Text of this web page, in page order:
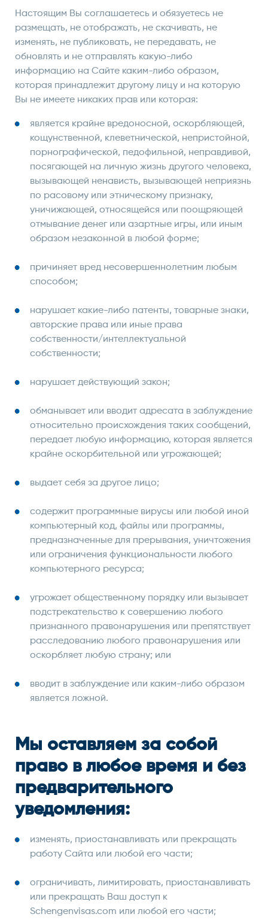
Настоящим Вы соглашаетесь и обязуетесь не
размещать, не отображать, не скачивать, не
изменять, не публиковать, не передавать, не
обновлять и не отправлять какую-либо
информацию на Сайте каким-либо образом,
которая принадлежит другому лицу и на которую
Вы не имеете никаких прав или которая:
является крайне вредоносной, оскорбляющей,
кощунственной, клеветнической, непристойной,
порнографической, педофильной, неправдивой,
посягающей на личную жизнь другого человека,
вызывающей ненависть, вызывающей неприязнь
по расовому или этническому признаку,
уничижающей, относящейся или поощряющей
отмывание денег или азартные игры, или иным
образом незаконной в любой форме;
причиняет вред несовершеннолетним любым
способом;
нарушает какие-либо патенты, товарные знаки,
авторские права или иные права
собственности/интеллектуальной
собственности;
нарушает действующий закон;
обманывает или вводит адресата в заблуждение
относительно происхождения таких сообщений,
передает любую информацию, которая является
крайне оскорбительной или угрожающей;
выдает себя за другое лицо;
содержит программные вирусы или любой иной
компьютерный код, файлы или программы,
предназначенные для прерывания, уничтожения
или ограничения функциональности любого
компьютерного ресурса;
угрожает общественному порядку или вызывает
подстрекательство к совершению любого
признанного правонарушения или препятствует
расследованию любого правонарушения или
оскорбляет любую страну; или
вводит в заблуждение или каким-либо образом
является ложной.
Мы оставляем за собой
право в любое время и без
предварительного
уведомления:
изменять, приостанавливать или прекращать
работу Сайта или любой его части;
ограничивать, лимитировать, приостанавливать
или прекращать Ваш доступ к
Schengenvisas.com или любой его части;